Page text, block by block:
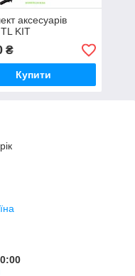
аксесуарів
KIT
₴
Купити